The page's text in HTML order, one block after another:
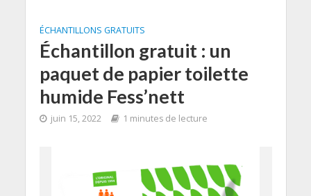
ÉCHANTILLONS GRATUITS
Échantillon gratuit : un
paquet de papier toilette
humide Fess’nett
juin 15, 2022 1 minutes de lecture